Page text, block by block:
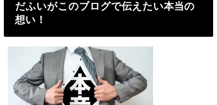
だふいがこのブログで伝えたい本当の
想い！